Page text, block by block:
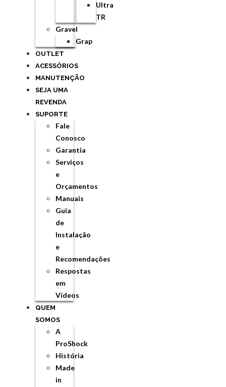
Ultra
TR
Gravel
Grap
OUTLET
ACESSÓRIOS
MANUTENÇÃO
SEJA UMA
REVENDA
SUPORTE
Fale
Conosco
Garantia
Serviços
e
Orçamentos
Manuais
Guia
de
Instalação
e
Recomendações
Respostas
em
Vídeos
QUEM
SOMOS
A
ProShock
História
Made
in